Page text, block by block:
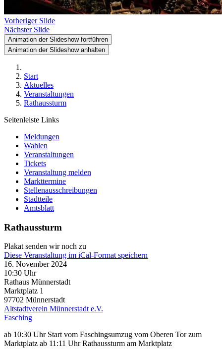
Vorheriger Slide
Nächster Slide
Animation der Slideshow fortführen
Animation der Slideshow anhalten
Start
Aktuelles
Veranstaltungen
Rathaussturm
Seitenleiste Links
Meldungen
Wahlen
Veranstaltungen
Tickets
Veranstaltung melden
Markttermine
Stellenausschreibungen
Stadtteile
Amtsblatt
Rathaussturm
Plakat senden wir noch zu
Diese Veranstaltung im iCal-Format speichern
16. November 2024
10:30 Uhr
Rathaus Münnerstadt
Marktplatz 1
97702 Münnerstadt
Altstadtverein Münnerstadt e.V.
Fasching
ab 10:30 Uhr Start vom Faschingsumzug vom Oberen Tor zum
Marktplatz ab 11:11 Uhr Rathaussturm am Marktplatz